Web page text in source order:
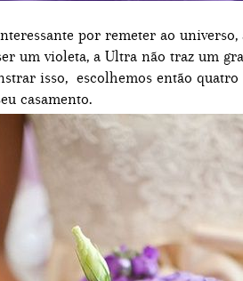
por remeter ao
um violeta, a Ultra não traz um
isso, escolhemos então
casamento.